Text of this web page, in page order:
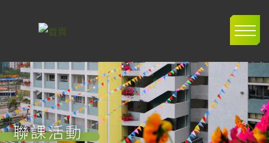
聯課活動